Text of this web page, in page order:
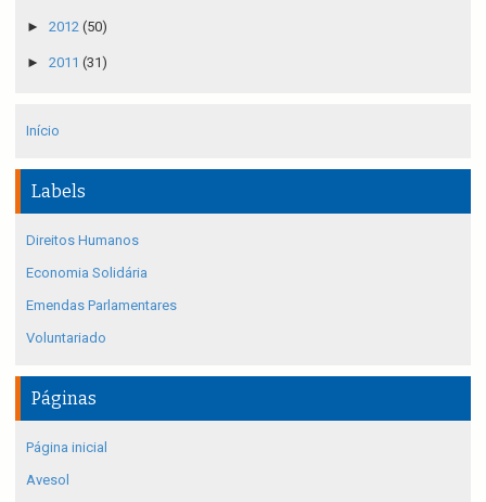
► 2012 (50)
► 2011 (31)
Início
Labels
Direitos Humanos
Economia Solidária
Emendas Parlamentares
Voluntariado
Páginas
Página inicial
Avesol